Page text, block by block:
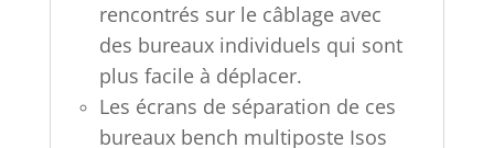
rencontrés sur le câblage avec
des bureaux individuels qui sont
plus facile à déplacer.
Les écrans de séparation de ces
bureaux bench multiposte Isos